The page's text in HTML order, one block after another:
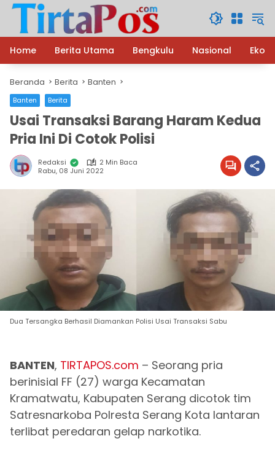
Langsung
konten
Home
Berita Utama Bengkulu Nasional
Beranda Berita Banten
Banten Berita
Usai Transaksi Barang Haram Kedua
Pria Ini Di Cotok Polisi
Redaksi
2 Min Baca
Rabu, 08 Juni 2022
Dua Tersangka Berhasil Diamankan Polisi Usai Transaksi Sabu
BANTEN, TIRTAPOS.com – Seorang pria
berinisial FF (27) warga Kecamatan
Kramatwatu, Kabupaten Serang dicotok tim
Satresnarkoba Polresta Serang Kota lantaran
terlibat peredaran gelap narkotika.